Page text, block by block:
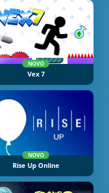
NOVO
Vex 7
NOVO
Rise Up Online